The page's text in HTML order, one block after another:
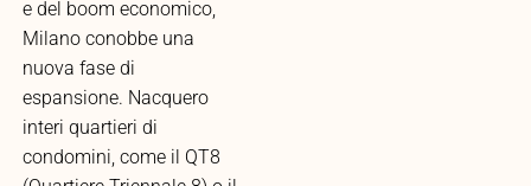
e del boom economico,
Milano conobbe una
nuova fase di
espansione. Nacquero
interi quartieri di
condomini, come il QT8